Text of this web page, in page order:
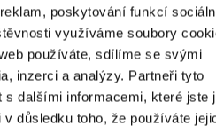
poskytování funkcí
využíváme soubory
používáte, sdílíme se svými
inzerci a analýzy. Partneři tyto
s dalšími informacemi, které jste
důsledku toho, že používáte
CHCETE
JEŠTĚ
VÍCE